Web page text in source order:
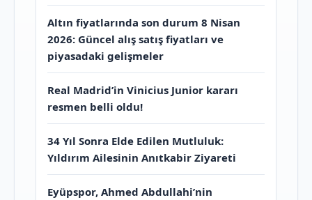
Altın fiyatlarında son durum 8 Nisan
2026: Güncel alış satış fiyatları ve
piyasadaki gelişmeler
Real Madrid’in Vinicius Junior kararı
resmen belli oldu!
34 Yıl Sonra Elde Edilen Mutluluk:
Yıldırım Ailesinin Anıtkabir Ziyareti
Eyüpspor, Ahmed Abdullahi’nin